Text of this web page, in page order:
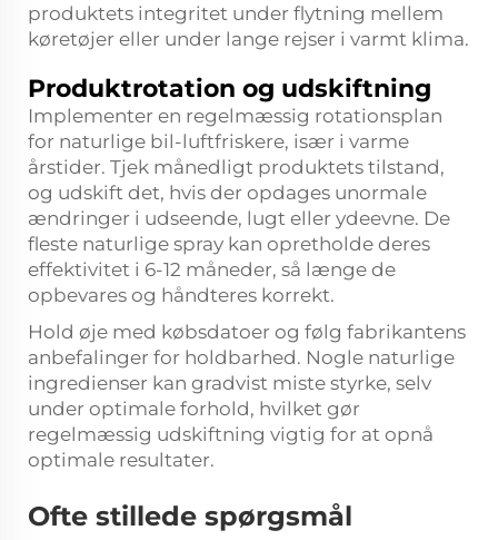
produktets integritet under flytning mellem
køretøjer eller under lange rejser i varmt klima.
Produktrotation og udskiftning
Implementer en regelmæssig rotationsplan
for naturlige bil-luftfriskere, især i varme
årstider. Tjek månedligt produktets tilstand,
og udskift det, hvis der opdages unormale
ændringer i udseende, lugt eller ydeevne. De
fleste naturlige spray kan opretholde deres
effektivitet i 6-12 måneder, så længe de
opbevares og håndteres korrekt.
Hold øje med købsdatoer og følg fabrikantens
anbefalinger for holdbarhed. Nogle naturlige
ingredienser kan gradvist miste styrke, selv
under optimale forhold, hvilket gør
regelmæssig udskiftning vigtig for at opnå
optimale resultater.
Ofte stillede spørgsmål